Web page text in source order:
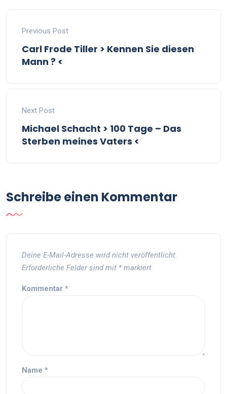
Previous Post
Carl Frode Tiller > Kennen Sie diesen
Mann ? <
Next Post
Michael Schacht > 100 Tage – Das
Sterben meines Vaters <
Schreibe einen Kommentar
Deine E-Mail-Adresse wird nicht veröffentlicht.
Erforderliche Felder sind mit *markiert
Kommentar *
Name *